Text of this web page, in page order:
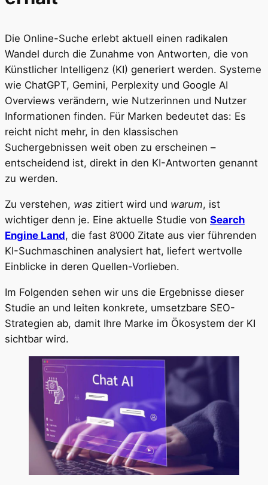
Die Online-Suche erlebt aktuell einen radikalen
Wandel durch die Zunahme von Antworten, die von
Künstlicher Intelligenz (KI) generiert werden. Systeme
wie ChatGPT, Gemini, Perplexity und Google AI
Overviews verändern, wie Nutzerinnen und Nutzer
Informationen finden. Für Marken bedeutet das: Es
reicht nicht mehr, in den klassischen
Suchergebnissen weit oben zu erscheinen –
entscheidend ist, direkt in den KI-Antworten genannt
zu werden.
Zu verstehen, was zitiert wird und warum, ist
wichtiger denn je. Eine aktuelle Studie von Search
Engine Land, die fast 8’000 Zitate aus vier führenden
KI-Suchmaschinen analysiert hat, liefert wertvolle
Einblicke in deren Quellen-Vorlieben.
Im Folgenden sehen wir uns die Ergebnisse dieser
Studie an und leiten konkrete, umsetzbare SEO-
Strategien ab, damit Ihre Marke im Ökosystem der KI
sichtbar wird.